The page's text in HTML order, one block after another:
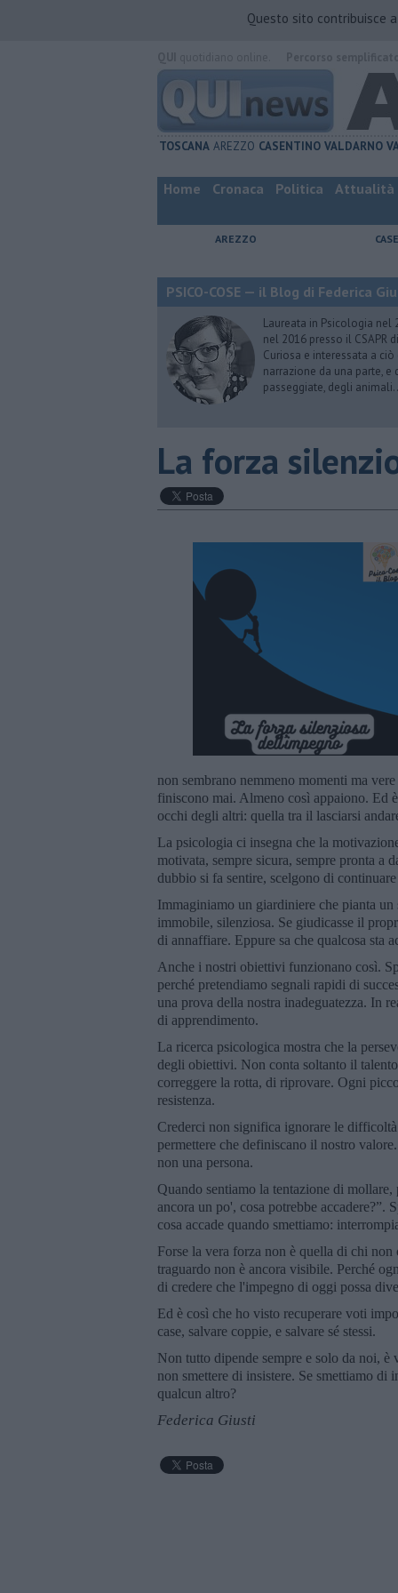
Questo sito contribuisce
TOSCANA AREZZO CASENTINO VALDARNO
Home Cronaca Politica Attualità
AREZZO
PSICO-COSE — il Blog di Federica
Laureata in Psicologia nel
nel 2016 presso il CSAPR
Curiosa e interessata a
narrazione da una parte,
passeggiate, degli
​La forza
non sembrano nemmeno momenti ma
finiscono mai. Almeno così appaiono. Ed
occhi degli altri: quella tra il lasciarsi
La psicologia ci insegna che la
motivata, sempre sicura, sempre pronta a
dubbio si fa sentire, scelgono di
Immaginiamo un giardiniere che pianta
immobile, silenziosa. Se giudicasse il
di annaffiare. Eppure sa che qualcosa sta
Anche i nostri obiettivi funzionano così.
perché pretendiamo segnali rapidi di
una prova della nostra inadeguatezza. In
di apprendimento.
La ricerca psicologica mostra che la
degli obiettivi. Non conta soltanto il
correggere la rotta, di riprovare. Ogni
resistenza.
Crederci non significa ignorare le
permettere che definiscano il nostro
non una persona.
Quando sentiamo la tentazione di
ancora un po', cosa potrebbe accadere?”.
cosa accade quando smettiamo:
Forse la vera forza non è quella di chi
traguardo non è ancora visibile. Perché
di credere che l'impegno di oggi possa
Ed è così che ho visto recuperare voti
case, salvare coppie, e salvare sé stessi.
Non tutto dipende sempre e solo da noi,
non smettere di insistere. Se smettiamo di
qualcun altro?
Federica Giusti